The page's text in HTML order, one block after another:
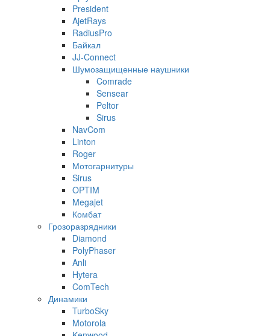
President
AjetRays
RadiusPro
Байкал
JJ-Connect
Шумозащищенные наушники
Comrade
Sensear
Peltor
Sirus
NavCom
Linton
Roger
Мотогарнитуры
Sirus
OPTIM
Megajet
Комбат
Грозоразрядники
Diamond
PolyPhaser
Anli
Hytera
ComTech
Динамики
TurboSky
Motorola